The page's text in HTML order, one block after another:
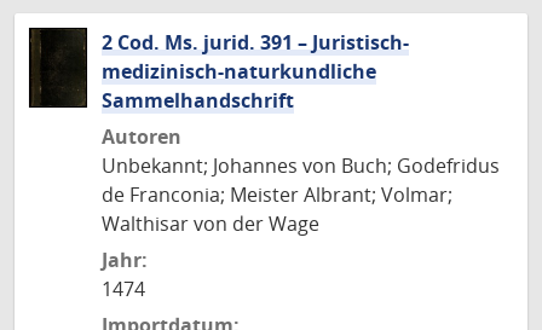
2 Cod. Ms. jurid. 391 – Juristisch-
medizinisch-naturkundliche
Sammelhandschrift
Autoren
Unbekannt; Johannes von Buch; Godefridus
de Franconia; Meister Albrant; Volmar;
Walthisar von der Wage
Jahr:
1474